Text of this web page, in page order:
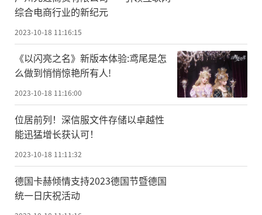
综合电商行业的新纪元
2023-10-18 11:16:15
《以闪亮之名》新版本体验:鸢尾是怎
么做到悄悄惊艳所有人!
2023-10-18 11:16:00
位居前列！深信服文件存储以卓越性
能迅猛增长获认可！
2023-10-18 11:11:32
德国卡赫倾情支持2023德国节暨德国
统一日庆祝活动